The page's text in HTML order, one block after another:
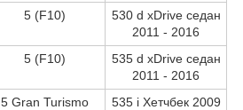
5 (F10)
530 d xDrive седан
2011 - 2016
5 (F10)
535 d xDrive седан
2011 - 2016
5 Gran Turismo
535 i Хетчбек 2009